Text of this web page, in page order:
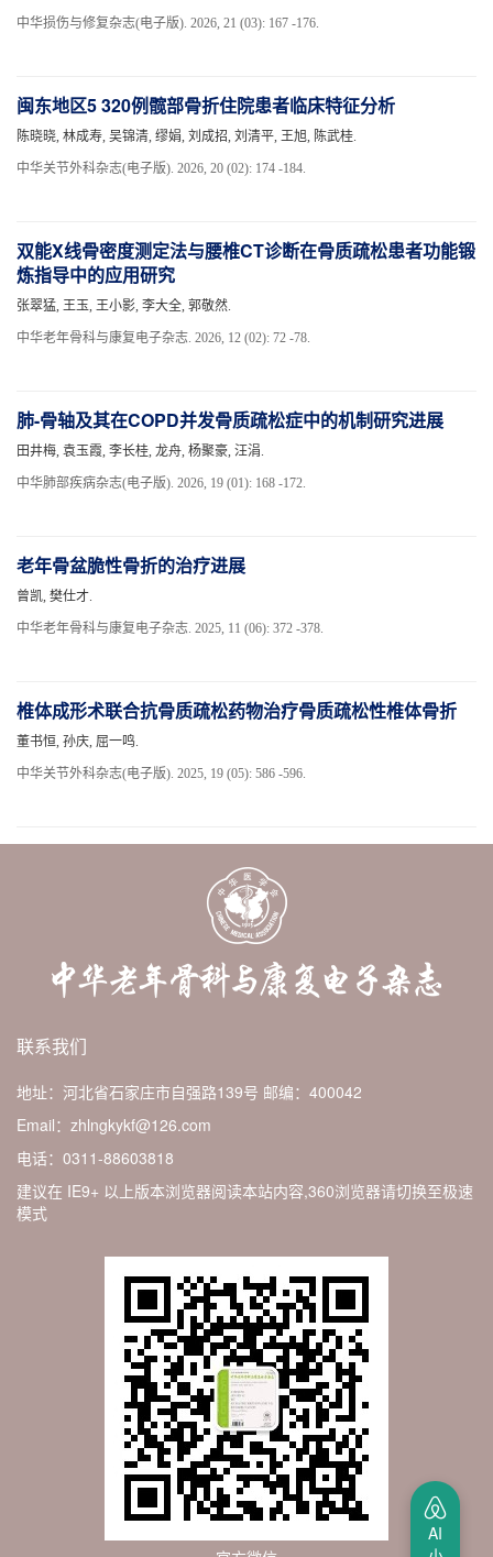
中华损伤与修复杂志(电子版). 2026, 21 (03): 167 -176.
闽东地区5 320例髋部骨折住院患者临床特征分析
陈晓晓, 林成寿, 吴锦清, 缪娟, 刘成招, 刘清平, 王旭, 陈武桂.
中华关节外科杂志(电子版). 2026, 20 (02): 174 -184.
双能X线骨密度测定法与腰椎CT诊断在骨质疏松患者功能锻
炼指导中的应用研究
张翠猛, 王玉, 王小影, 李大全, 郭敬然.
中华老年骨科与康复电子杂志. 2026, 12 (02): 72 -78.
肺-骨轴及其在COPD并发骨质疏松症中的机制研究进展
田井梅, 袁玉霞, 李长桂, 龙舟, 杨聚豪, 汪涓.
中华肺部疾病杂志(电子版). 2026, 19 (01): 168 -172.
老年骨盆脆性骨折的治疗进展
曾凯, 樊仕才.
中华老年骨科与康复电子杂志. 2025, 11 (06): 372 -378.
椎体成形术联合抗骨质疏松药物治疗骨质疏松性椎体骨折
董书恒, 孙庆, 屈一鸣.
中华关节外科杂志(电子版). 2025, 19 (05): 586 -596.
联系我们
地址：河北省石家庄市自强路139号 邮编：400042
Email：zhlngkykf@126.com
电话：0311-88603818
建议在 IE9+ 以上版本浏览器阅读本站内容,360浏览器请切换至极速
模式
AI